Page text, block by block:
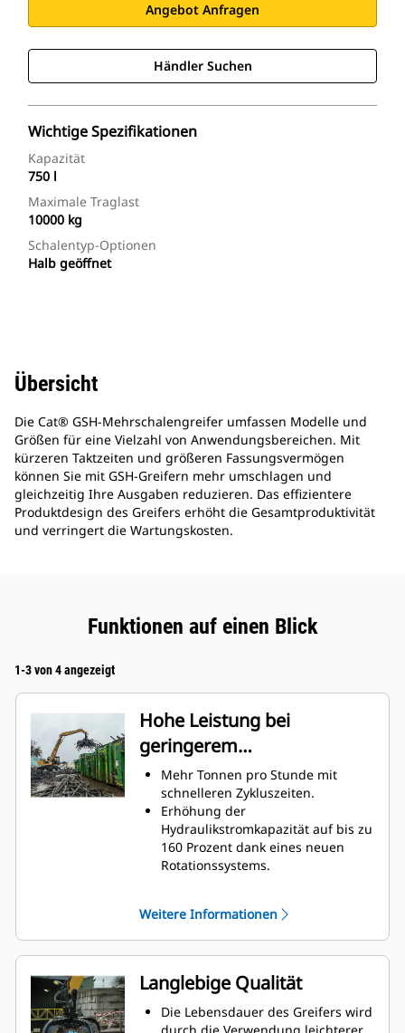
Angebot Anfragen
Händler Suchen
Wichtige Spezifikationen
Kapazität
750 l
Maximale Traglast
10000 kg
Schalentyp-Optionen
Halb geöffnet
Übersicht
Die Cat® GSH-Mehrschalengreifer umfassen Modelle und
Größen für eine Vielzahl von Anwendungsbereichen. Mit
kürzeren Taktzeiten und größeren Fassungsvermögen
können Sie mit GSH-Greifern mehr umschlagen und
gleichzeitig Ihre Ausgaben reduzieren. Das effizientere
Produktdesign des Greifers erhöht die Gesamtproduktivität
und verringert die Wartungskosten.
Funktionen auf einen Blick
1-3 von 4 angezeigt
Hohe Leistung bei
geringerem
Kraftstoffverbrauch
Mehr Tonnen pro Stunde mit
schnelleren Zykluszeiten.
Erhöhung der
Hydraulikstromkapazität auf bis zu
160 Prozent dank eines neuen
Rotationssystems.
200 Prozent dank einer
verfeinerten Krümmung der
Spitze.
Cat-Maschinen sind mit optimalen
Leistungseinstellungen für Ihren
Greifer vorprogrammiert, um die
Kopplung und Effizienz von
Weitere Informationen
Langlebige Qualität
Die Lebensdauer des Greifers wird